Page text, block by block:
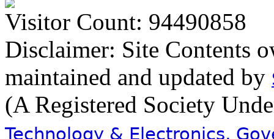
Visitor Count: 94490858
Disclaimer: Site Contents
maintained and updated by
(A Registered Society
Technology & Electronics,